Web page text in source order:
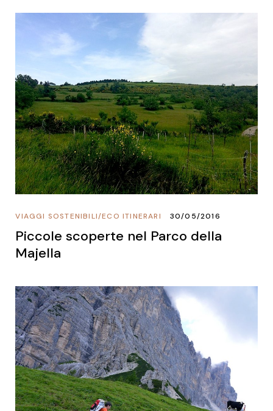
ECO ITINERARI
/
VIAGGI SOSTENIBILI 30/05/2016
Piccole scoperte nel Parco della
Majella